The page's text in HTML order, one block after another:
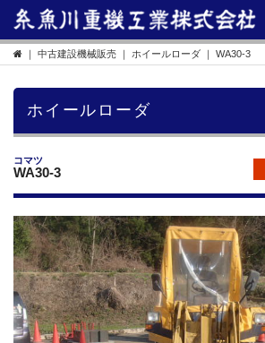
｜ 中古建設機械販売 ｜ ホイールローダ ｜ WA30-3
ホイールローダ
コマツ
WA30-3